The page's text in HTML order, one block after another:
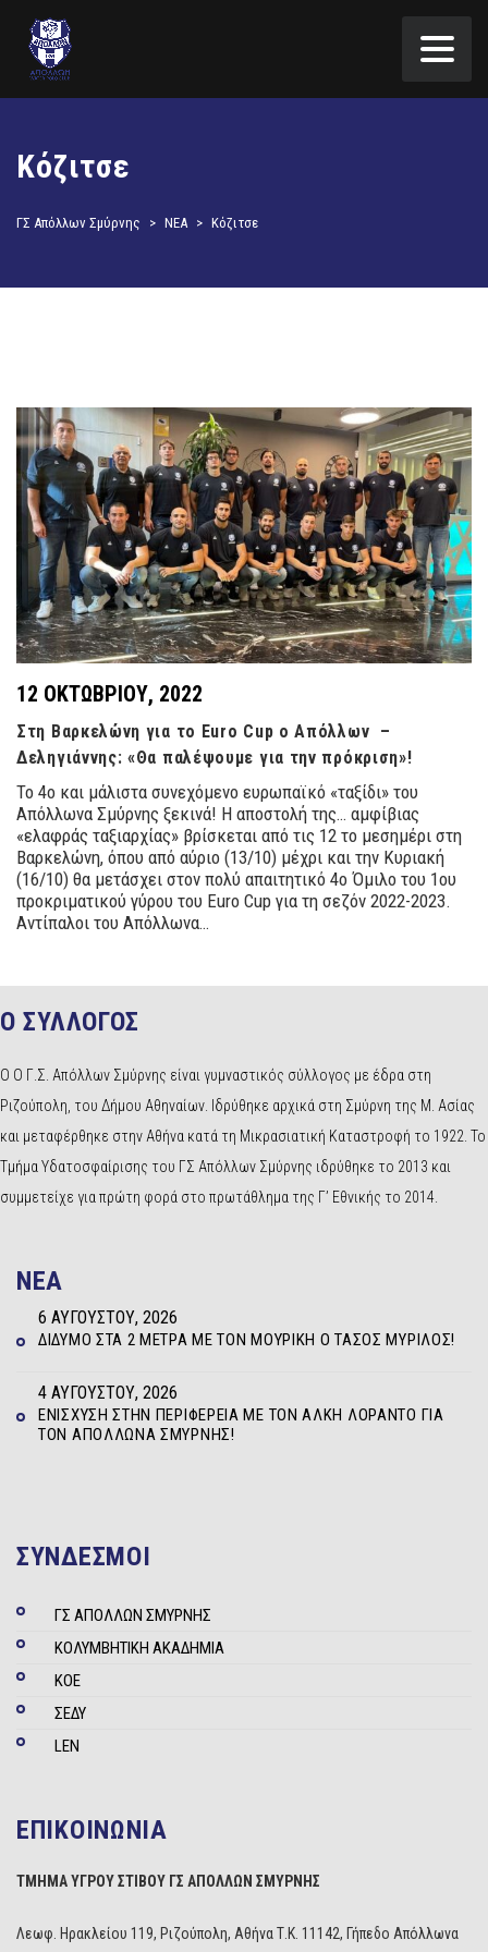
Κόζιτσε
ΓΣ Απόλλων Σμύρνης > ΝΕΑ > Κόζιτσε
12 ΟΚΤΩΒΡΊΟΥ, 2022
Στη Βαρκελώνη για το Euro Cup ο Απόλλων –
Δεληγιάννης: «Θα παλέψουμε για την πρόκριση»!
Το 4ο και μάλιστα συνεχόμενο ευρωπαϊκό «ταξίδι» του
Απόλλωνα Σμύρνης ξεκινά! Η αποστολή της… αμφίβιας
«ελαφράς ταξιαρχίας» βρίσκεται από τις 12 το μεσημέρι στη
Βαρκελώνη, όπου από αύριο (13/10) μέχρι και την Κυριακή
(16/10) θα μετάσχει στον πολύ απαιτητικό 4ο Όμιλο του 1ου
προκριματικού γύρου του Euro Cup για τη σεζόν 2022-2023.
Αντίπαλοι του Απόλλωνα…
Ο ΣΥΛΛΟΓΟΣ
Ο Ο Γ.Σ. Απόλλων Σμύρνης είναι γυμναστικός σύλλογος με έδρα στη
Ριζούπολη, του Δήμου Αθηναίων. Ιδρύθηκε αρχικά στη Σμύρνη της Μ. Ασίας
και μεταφέρθηκε στην Αθήνα κατά τη Μικρασιατική Καταστροφή το 1922. Το
Τμήμα Υδατοσφαίρισης του ΓΣ Απόλλων Σμύρνης ιδρύθηκε το 2013 και
συμμετείχε για πρώτη φορά στο πρωτάθλημα της Γ’ Εθνικής το 2014.
NEA
ΔΊΔΥΜΟ ΣΤΑ 2 ΜΈΤΡΑ ΜΕ ΤΟΝ ΜΟΥΡΊΚΗ Ο ΤΆΣΟΣ ΜΥΡΊΛΟΣ!
6 ΑΥΓΟΎΣΤΟΥ, 2026
ΕΝΊΣΧΥΣΗ ΣΤΗΝ ΠΕΡΙΦΈΡΕΙΑ ΜΕ ΤΟΝ ΆΛΚΗ ΛΟΡΆΝΤΟ ΓΙΑ
ΤΟΝ ΑΠΌΛΛΩΝΑ ΣΜΎΡΝΗΣ!
4 ΑΥΓΟΎΣΤΟΥ, 2026
ΣΥΝΔΕΣΜΟΙ
ΓΣ ΑΠΟΛΛΩΝ ΣΜΥΡΝΗΣ
ΚΟΛΥΜΒΗΤΙΚΗ ΑΚΑΔΗΜΙΑ
ΚΟΕ
ΣΕΔΥ
LEN
ΕΠΙΚΟΙΝΩΝΙΑ
ΤΜΗΜΑ ΥΓΡΟΥ ΣΤΙΒΟΥ ΓΣ ΑΠΟΛΛΩΝ ΣΜΥΡΝΗΣ
Λεωφ. Ηρακλείου 119, Ριζούπολη, Αθήνα Τ.Κ. 11142, Γήπεδο Απόλλωνα